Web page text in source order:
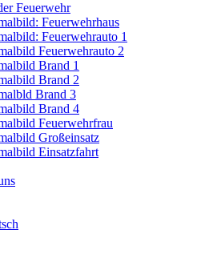
Feuerwehr
Feuerwehrhaus
Feuerwehrauto 1
Feuerwehrauto 2
Brand 1
Brand 2
Brand 3
Brand 4
Feuerwehrfrau
Großeinsatz
Einsatzfahrt